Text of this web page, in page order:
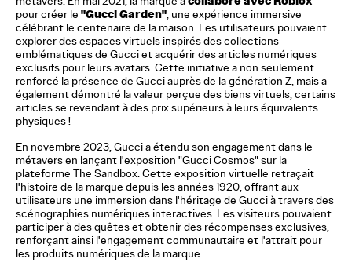
pour créer le "Gucci Garden", une expérience immersive
célébrant le centenaire de la maison. Les utilisateurs pouvaient
explorer des espaces virtuels inspirés des collections
emblématiques de Gucci et acquérir des articles numériques
exclusifs pour leurs avatars. Cette initiative a non seulement
renforcé la présence de Gucci auprès de la génération Z, mais a
également démontré la valeur perçue des biens virtuels, certains
articles se revendant à des prix supérieurs à leurs équivalents
physiques !
En novembre 2023, Gucci a étendu son engagement dans le
métavers en lançant l'exposition "Gucci Cosmos" sur la
plateforme The Sandbox. Cette exposition virtuelle retraçait
l'histoire de la marque depuis les années 1920, offrant aux
utilisateurs une immersion dans l'héritage de Gucci à travers des
scénographies numériques interactives. Les visiteurs pouvaient
participer à des quêtes et obtenir des récompenses exclusives,
renforçant ainsi l'engagement communautaire et l'attrait pour
les produits numériques de la marque.